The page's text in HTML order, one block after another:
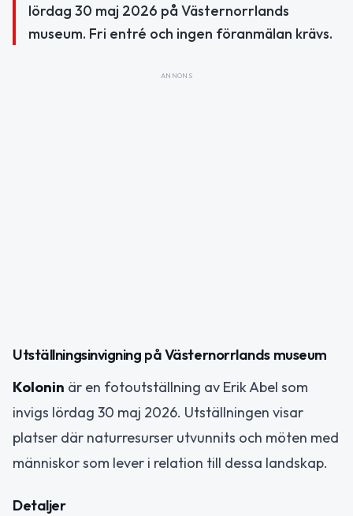
lördag 30 maj 2026 på Västernorrlands
museum. Fri entré och ingen föranmälan krävs.
ANNONS
Utställningsinvigning på Västernorrlands museum
Kolonin är en fotoutställning av Erik Abel som
invigs lördag 30 maj 2026. Utställningen visar
platser där naturresurser utvunnits och möten med
människor som lever i relation till dessa landskap.
Detaljer